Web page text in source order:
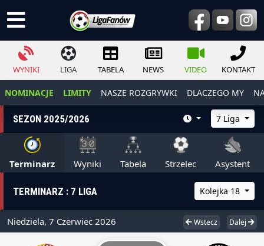
WYNIKI LIGA TABELA NEWS VIDEO KONTAKT
NOMINACJE LIMITY NASZE ROZGRYWKI DLACZEGO MY
SEZON 2025/2026 7 Liga
Terminarz Wyniki Tabela Strzelec Asystent
TERMINARZ : 7 LIGA Kolejka 18
Niedziela, 7 Czerwiec 2026 Wstecz Dalej